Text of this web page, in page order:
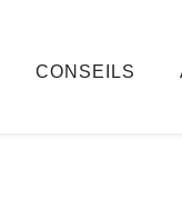
CONSEILS